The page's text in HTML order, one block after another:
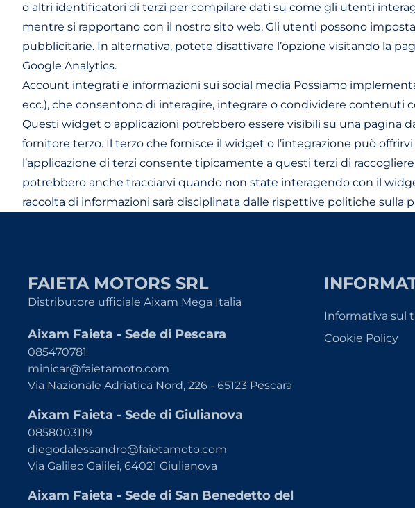
o altri identificatori di terzi per compilare dati su come gli utenti
mentre si rapportano con il nostro sito web. Gli utenti possono
pubblicitarie. In alternativa, potete disattivare l’opzione visitando la
Google Analytics.
Account integrati e informazioni sui social media Possiamo
ecc.), che consentono di interagire, integrare o condividere contenuti
Questi widget o applicazioni potrebbero essere visibili su una pagina
fornitore terzo. Il terzo che fornisce il widget o l’integrazione può
l’applicazione di terzi consente tipicamente a questi terzi di
potrebbero anche tracciarvi quando non state interagendo con il
raccolta di informazioni sarà disciplinata dalle rispettive politiche
FAIETA MOTORS SRL
Distributore ufficiale Aixam Mega Italia
Aixam Faieta - Sede di Pescara
085470781
minicar@faietamoto.com
Via Nazionale Adriatica Nord, 226 - 65123 Pescara
Aixam Faieta - Sede di Giulianova
0858003119
diegodalessandro@faietamoto.com
Via Galileo Galilei, 64021 Giulianova
Aixam Faieta - Sede di San Benedetto del
Informativa sul
Cookie Policy